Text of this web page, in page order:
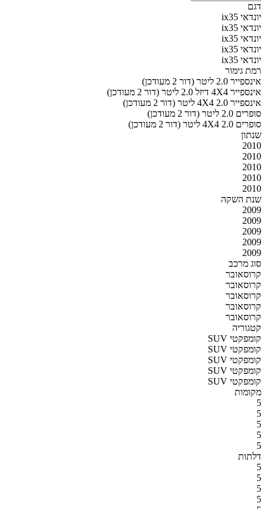
דגם
יונדאי ix35
יונדאי ix35
יונדאי ix35
יונדאי ix35
יונדאי ix35
רמת גימור
אינספייר 2.0 ליטר (דור 2 מעודכן)
אינספייר 4X4 דיזל 2.0 ליטר (דור 2 מעודכן)
אינספייר 4X4 2.0 ליטר (דור 2 מעודכן)
סופרים 2.0 ליטר (דור 2 מעודכן)
סופרים 4X4 2.0 ליטר (דור 2 מעודכן)
שנתון
2010
2010
2010
2010
2010
שנת השקה
2009
2009
2009
2009
2009
סוג מרכב
קרוסאובר
קרוסאובר
קרוסאובר
קרוסאובר
קרוסאובר
קטגוריה
SUV קומפקטי
SUV קומפקטי
SUV קומפקטי
SUV קומפקטי
SUV קומפקטי
מקומות
5
5
5
5
5
דלתות
5
5
5
5